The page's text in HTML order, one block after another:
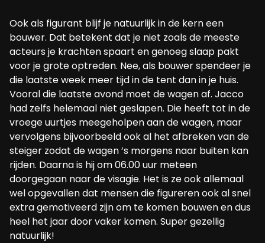
Ook als figurant blijf je natuurlijk in de kern een
bouwer. Dat betekent dat je niet zoals de meeste
acteurs je krachten spaart en genoeg slaap pakt
voor je grote optreden. Nee, als bouwer spendeer je
die laatste week meer tijd in de tent dan in je huis.
Vooral die laatste avond moet de wagen af. Jacco
had zelfs helemaal niet geslapen. Die heeft tot in de
vroege uurtjes meegeholpen aan de wagen, maar
vervolgens bijvoorbeeld ook al het afbreken van de
steiger zodat de wagen ’s morgens naar buiten kan
rijden. Daarna is hij om 06.00 uur meteen
doorgegaan naar de visagie. Het is ze ook allemaal
wel opgevallen dat mensen die figureren ook al snel
extra gemotiveerd zijn om te komen bouwen en dus
heel het jaar door vaker komen. Super gezellig
natuurlijk!